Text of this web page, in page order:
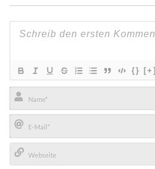
{} [+]
Name*
E-
Mail*